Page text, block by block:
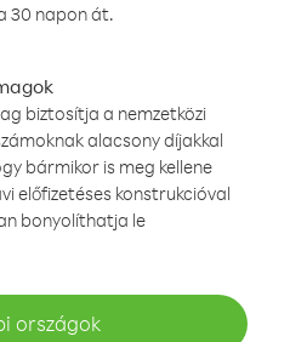
30 napon át.
biztosítja a nemzetközi
alacsony díjakkal
bármikor is meg kellene
előfizetéses konstrukcióval
bonyolíthatja le
országok